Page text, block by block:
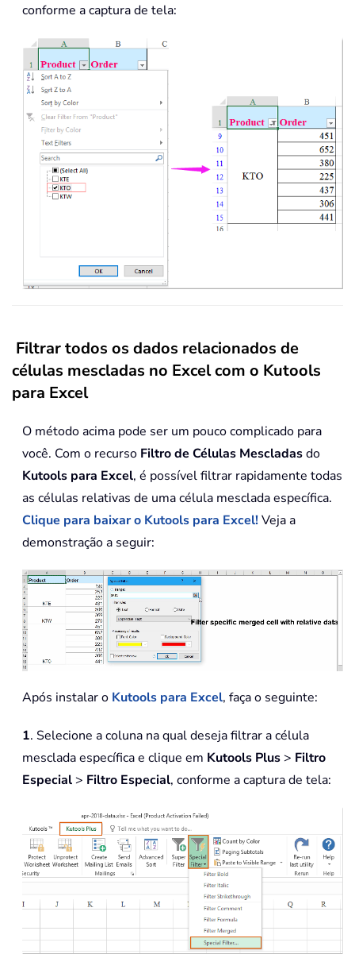
conforme a captura de tela:
Filtrar todos os dados relacionados de
células mescladas no Excel com o Kutools
para Excel
O método acima pode ser um pouco complicado para
você. Com o recurso Filtro de Células Mescladasdo
Kutools para Excel, é possível filtrar rapidamente todas
as células relativas de uma célula mesclada específica.
Clique para baixar o Kutools para Excel!Veja a
demonstração a seguir:
Após instalar o Kutools para Excel, faça o seguinte:
1. Selecione a coluna na qual deseja filtrar a célula
mesclada específica e clique em Kutools Plus > Filtro
Especial > Filtro Especial, conforme a captura de tela: